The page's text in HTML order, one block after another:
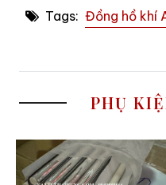
Tags: Đồng hồ khí
PHỤ